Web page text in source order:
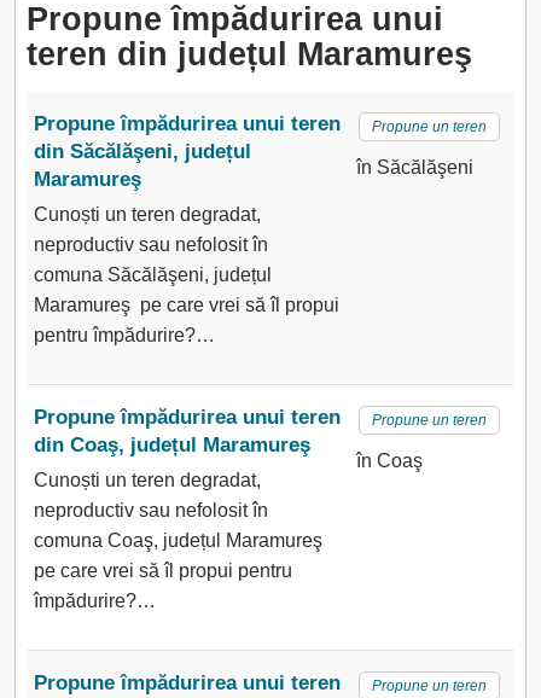
Propune împădurirea unui
teren din județul Maramureş
Propune împădurirea unui teren
din Săcălăşeni, județul
Maramureş
Cunoști un teren degradat,
neproductiv sau nefolosit în
comuna Săcălăşeni, județul
Maramureş pe care vrei să îl propui
pentru împădurire?…
Propune un teren
în Săcălăşeni
Propune împădurirea unui teren
din Coaş, județul Maramureş
Cunoști un teren degradat,
neproductiv sau nefolosit în
comuna Coaş, județul Maramureş
pe care vrei să îl propui pentru
împădurire?…
Propune un teren
în Coaş
Propune împădurirea unui teren
Propune un teren